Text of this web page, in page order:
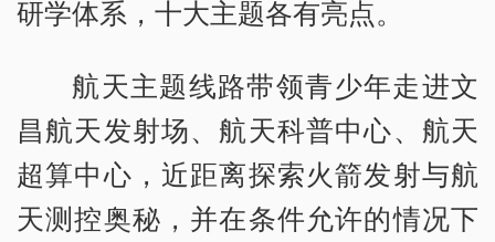
研学体系，十大主题各有亮点。
航天主题线路带领青少年走进文
昌航天发射场、航天科普中心、航天
超算中心，近距离探索火箭发射与航
天测控奥秘，并在条件允许的情况下